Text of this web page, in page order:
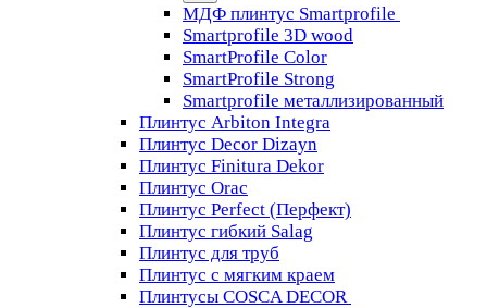
МДФ плинтус Smartprofile
Smartprofile 3D wood
SmartProfile Color
SmartProfile Strong
Smartprofile металлизированный
Плинтус Arbiton Integra
Плинтус Decor Dizayn
Плинтус Finitura Dekor
Плинтус Orac
Плинтус Perfect (Перфект)
Плинтус гибкий Salag
Плинтус для труб
Плинтус с мягким краем
Плинтусы COSCA DECOR